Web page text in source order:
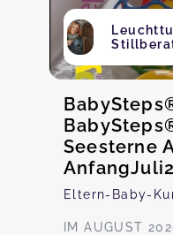
Seesterne
Eltern-Baby-
IM AUGUST